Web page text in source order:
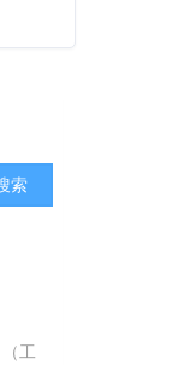
索
工